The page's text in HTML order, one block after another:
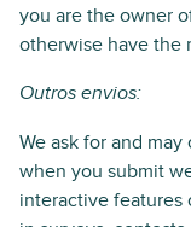
you are the owner
otherwise have the
Outros envios:
We ask for and
when you submit
interactive features